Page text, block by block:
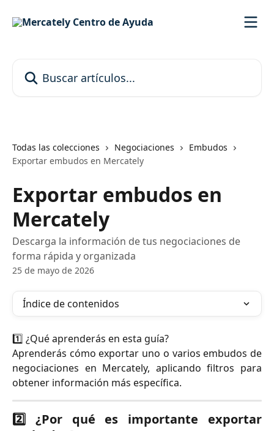
Todas las colecciones Negociaciones
Embudos
Exportar embudos en Mercately
Exportar embudos en
Mercately
Descarga la información de tus negociaciones de
forma rápida y organizada
25 de mayo de 2026
Índice de contenidos
1️⃣ ¿Qué aprenderás en esta guía?
Aprenderás cómo exportar uno o varios embudos de
negociaciones en Mercately, aplicando filtros para
obtener información más específica.
2️⃣ ¿Por qué es importante exportar